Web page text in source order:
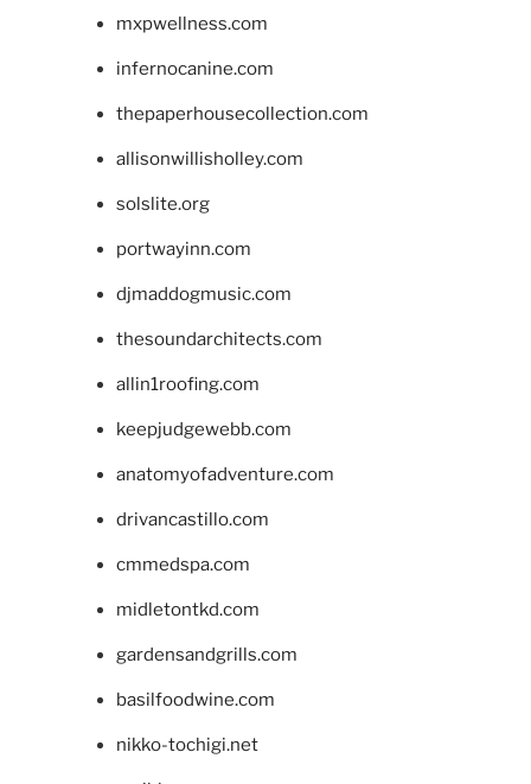
mxpwellness.com
infernocanine.com
thepaperhousecollection.com
allisonwillisholley.com
solslite.org
portwayinn.com
djmaddogmusic.com
thesoundarchitects.com
allin1roofing.com
keepjudgewebb.com
anatomyofadventure.com
drivancastillo.com
cmmedspa.com
midletontkd.com
gardensandgrills.com
basilfoodwine.com
nikko-tochigi.net